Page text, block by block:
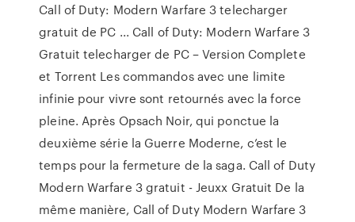
Call of Duty: Modern Warfare 3 telecharger
gratuit de PC ... Call of Duty: Modern Warfare 3
Gratuit telecharger de PC – Version Complete
et Torrent Les commandos avec une limite
infinie pour vivre sont retournés avec la force
pleine. Après Opsach Noir, qui ponctue la
deuxième série la Guerre Moderne, c’est le
temps pour la fermeture de la saga. Call of Duty
Modern Warfare 3 gratuit - Jeuxx Gratuit De la
même manière, Call of Duty Modern Warfare 3